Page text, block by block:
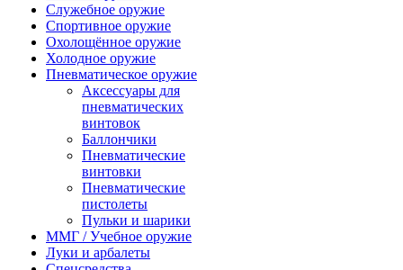
Служебное оружие
Спортивное оружие
Охолощённое оружие
Холодное оружие
Пневматическое оружие
Аксессуары для
пневматических
винтовок
Баллончики
Пневматические
винтовки
Пневматические
пистолеты
Пульки и шарики
ММГ / Учебное оружие
Луки и арбалеты